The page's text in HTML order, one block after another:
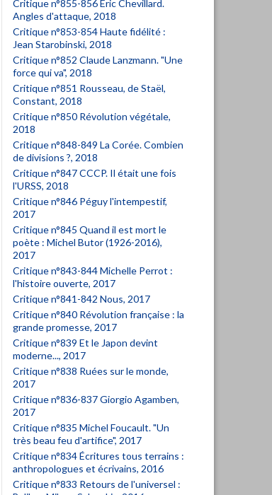
Critique n°855-856 Éric Chevillard.
Angles d'attaque, 2018
Critique n°853-854 Haute fidélité :
Jean Starobinski, 2018
Critique n°852 Claude Lanzmann. "Une
force qui va", 2018
Critique n°851 Rousseau, de Staël,
Constant, 2018
Critique n°850 Révolution végétale,
2018
Critique n°848-849 La Corée. Combien
de divisions ?, 2018
Critique n°847 CCCP. Il était une fois
l'URSS, 2018
Critique n°846 Péguy l'intempestif,
2017
Critique n°845 Quand il est mort le
poète : Michel Butor (1926-2016),
2017
Critique n°843-844 Michelle Perrot :
l'histoire ouverte, 2017
Critique n°841-842 Nous, 2017
Critique n°840 Révolution française : la
grande promesse, 2017
Critique n°839 Et le Japon devint
moderne..., 2017
Critique n°838 Ruées sur le monde,
2017
Critique n°836-837 Giorgio Agamben,
2017
Critique n°835 Michel Foucault. "Un
très beau feu d'artifice", 2017
Critique n°834 Écritures tous terrains :
anthropologues et écrivains, 2016
Critique n°833 Retours de l'universel :